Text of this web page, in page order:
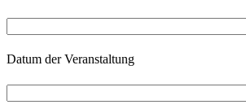
Datum der Veranstaltung